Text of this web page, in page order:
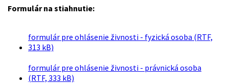
Formulár na stiahnutie:
formulár pre ohlásenie živnosti - fyzická osoba (RTF,
313 kB)
formulár pre ohlásenie živnosti - právnická osoba
(RTF, 333 kB)